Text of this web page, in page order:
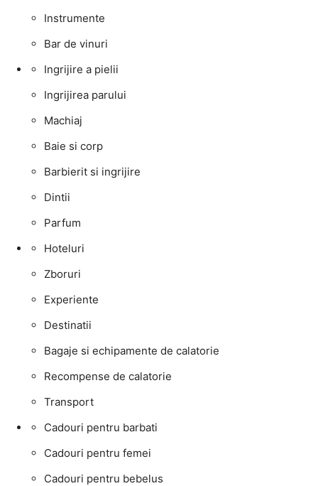
Instrumente
Bar de vinuri
Ingrijire a pielii
Ingrijirea parului
Machiaj
Baie si corp
Barbierit si ingrijire
Dintii
Parfum
Hoteluri
Zboruri
Experiente
Destinatii
Bagaje si echipamente de calatorie
Recompense de calatorie
Transport
Cadouri pentru barbati
Cadouri pentru femei
Cadouri pentru bebelus